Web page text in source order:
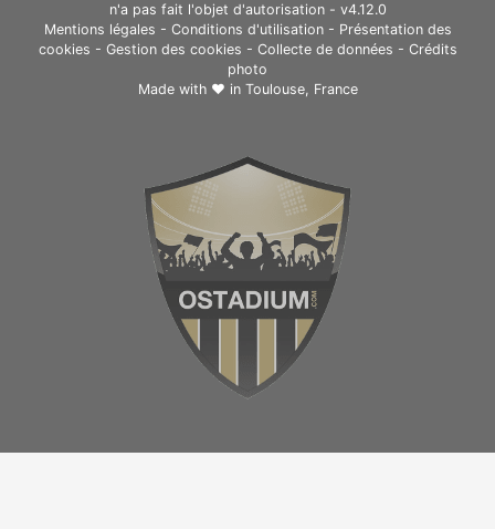
n'a pas fait l'objet d'autorisation - v4.12.0
Mentions légales - Conditions d'utilisation- Présentation des
cookies - Gestion des cookies - Collecte de données - Crédits
photo
Made with ❤ in Toulouse, France